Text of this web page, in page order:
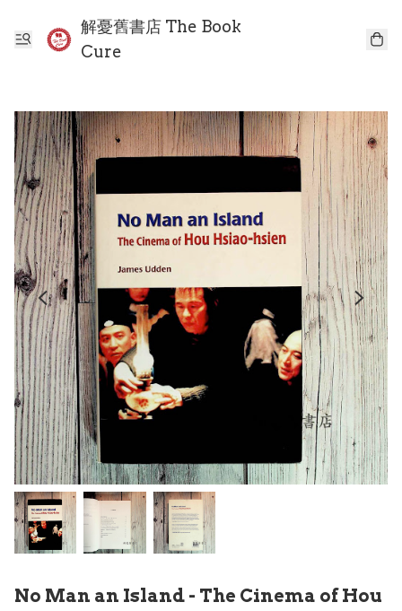
解憂舊書店 The Book
Cure
No Man an Island - The Cinema of Hou